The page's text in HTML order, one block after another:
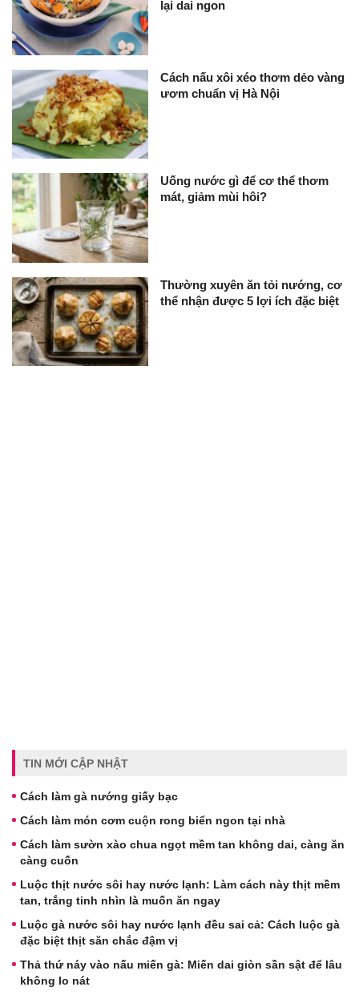
lại dai ngon
Cách nấu xôi xéo thơm dẻo vàng
ươm chuẩn vị Hà Nội
Uống nước gì để cơ thể thơm
mát, giảm mùi hôi?
Thường xuyên ăn tỏi nướng, cơ
thể nhận được 5 lợi ích đặc biệt
TIN MỚI CẬP NHẬT
Cách làm gà nướng giấy bạc
Cách làm món cơm cuộn rong biển ngon tại nhà
Cách làm sườn xào chua ngọt mềm tan không dai, càng ăn
càng cuốn
Luộc thịt nước sôi hay nước lạnh: Làm cách này thịt mềm
tan, trắng tinh nhìn là muốn ăn ngay
Luộc gà nước sôi hay nước lạnh đều sai cả: Cách luộc gà
đặc biệt thịt săn chắc đậm vị
Thả thứ náy vào nấu miến gà: Miến dai giòn sần sật để lâu
không lo nát